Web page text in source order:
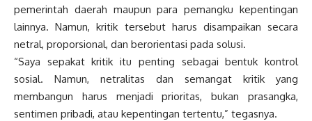
pemerintah daerah maupun para pemangku kepentingan
lainnya. Namun, kritik tersebut harus disampaikan secara
netral, proporsional, dan berorientasi pada solusi.
“Saya sepakat kritik itu penting sebagai bentuk kontrol
sosial. Namun, netralitas dan semangat kritik yang
membangun harus menjadi prioritas, bukan prasangka,
sentimen pribadi, atau kepentingan tertentu,” tegasnya.